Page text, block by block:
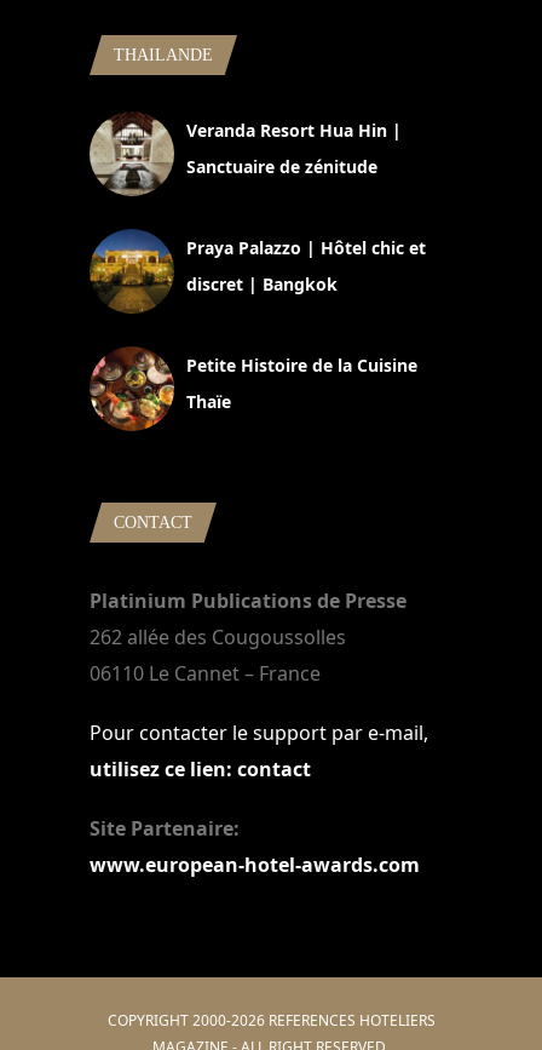
THAILANDE
Veranda Resort Hua Hin |
Sanctuaire de zénitude
Praya Palazzo | Hôtel chic et
discret | Bangkok
Petite Histoire de la Cuisine
Thaïe
CONTACT
Platinium Publications de Presse
262 allée des Cougoussolles
06110 Le Cannet – France
Pour contacter le support par e-mail,
utilisez ce lien: contact
Site Partenaire:
www.european-hotel-awards.com
COPYRIGHT 2000-2026 REFERENCES HOTELIERS